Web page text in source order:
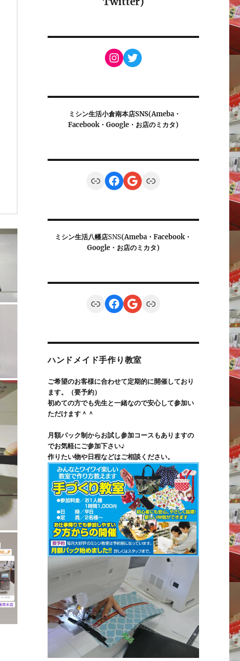
Instagram
Twitter
ミシン生活小倉南本店SNS(Ameba・
Facebook・Google・お店のミカタ)
LinkFacebook
Google
Link
ミシン生活八幡店SNS(Ameba・Facebook・
Google・お店のミカタ)
LinkFacebook
Google
Link
ハンドメイド手作り教室
ご希望のお客様に合わせて定期的に開催しており
ます。（要予約）
初めての方でも先生と一緒なので安心して参加い
ただけます＾＾
月額パック制からお試し参加コースもありますの
でお気軽にご参加下さい♪
作りたい物や日程などはご相談ください。